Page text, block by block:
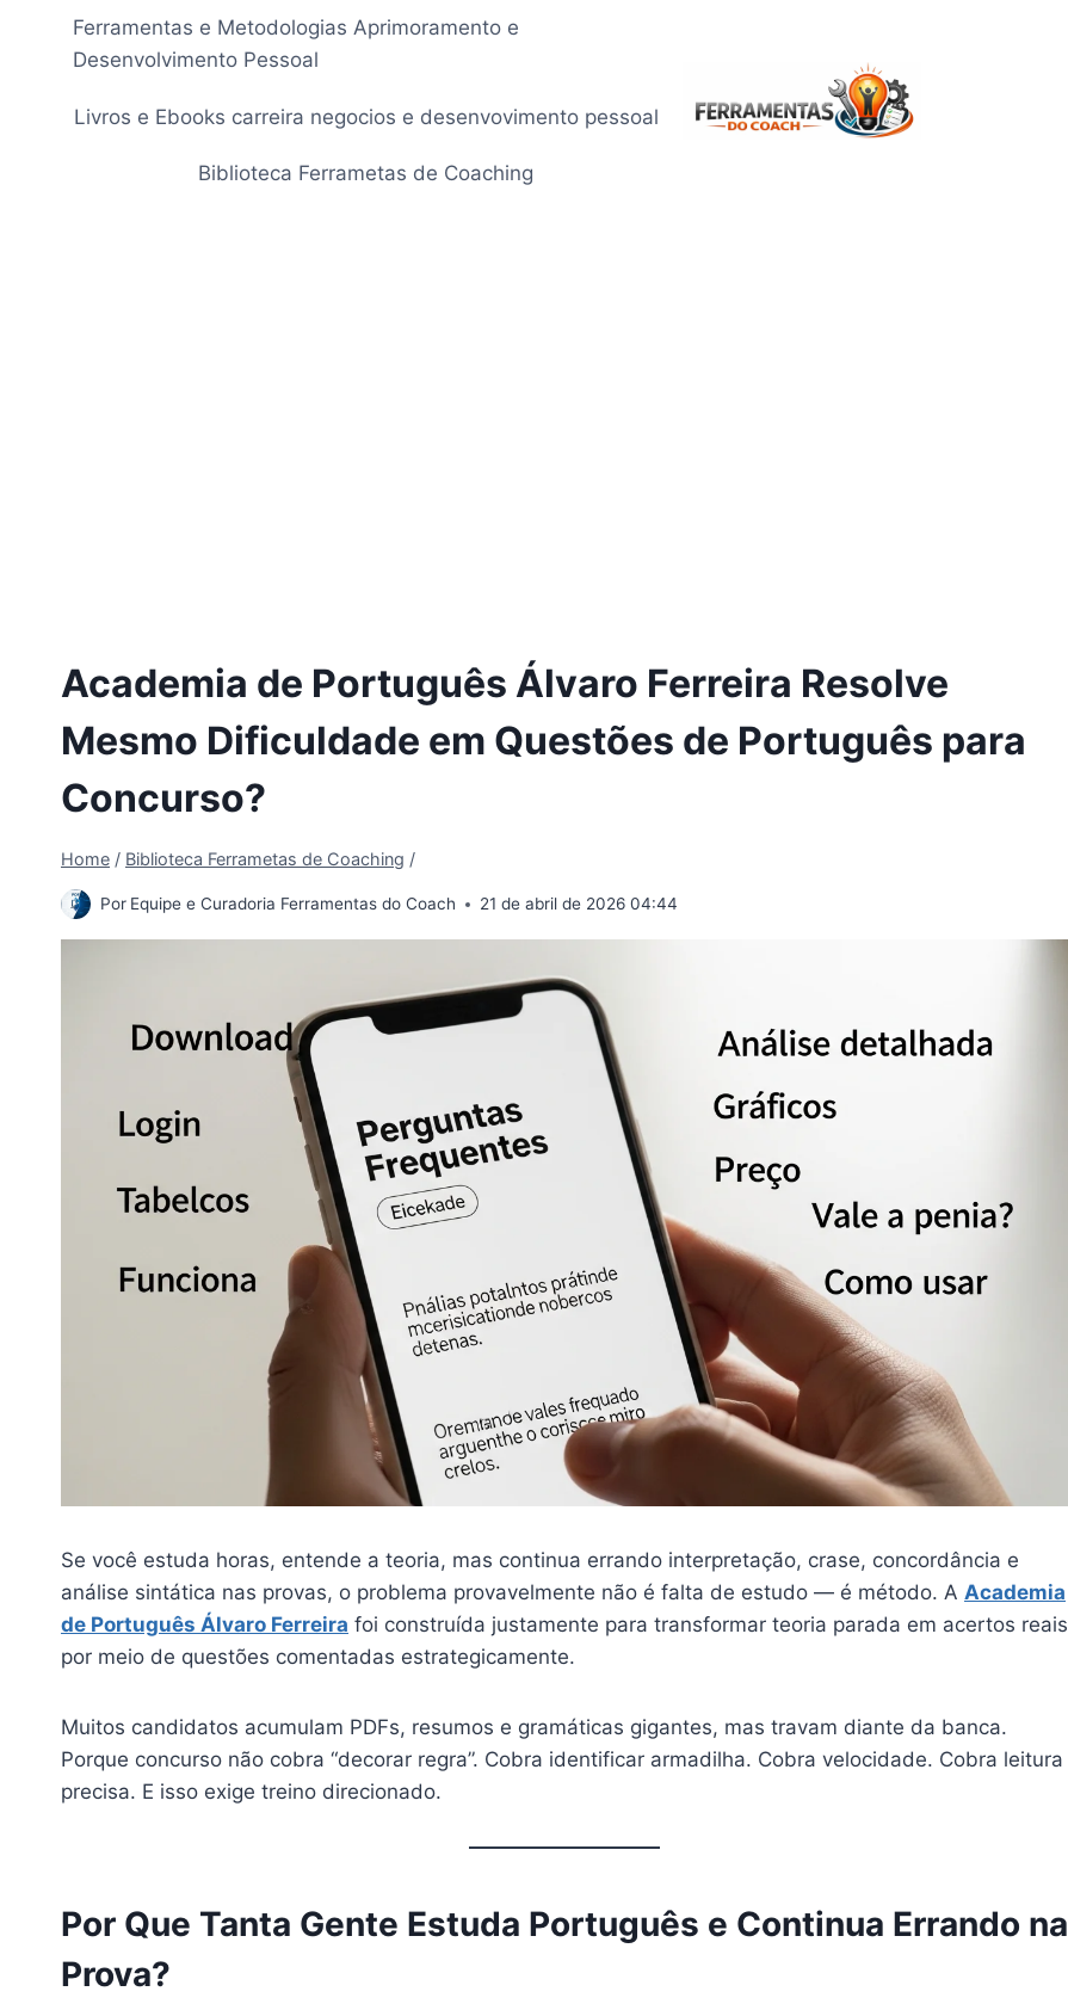
Conteúdo
Ferramentas e Metodologias Aprimoramento e
Desenvolvimento Pessoal
Livros e Ebooks carreira negocios e desenvovimento pessoal
Biblioteca Ferrametas de Coaching
Academia de Português Álvaro Ferreira Resolve
Mesmo Dificuldade em Questões de Português para
Concurso?
Home / Biblioteca Ferrametas de Coaching /
Por Equipe e Curadoria Ferramentas do Coach 21 de abril de 2026 04:44
Se você estuda horas, entende a teoria, mas continua errando interpretação, crase, concordância e
análise sintática nas provas, o problema provavelmente não é falta de estudo — é método. A Academia
de Português Álvaro Ferreira foi construída justamente para transformar teoria parada em acertos reais
por meio de questões comentadas estrategicamente.
Muitos candidatos acumulam PDFs, resumos e gramáticas gigantes, mas travam diante da banca.
Porque concurso não cobra “decorar regra”. Cobra identificar armadilha. Cobra velocidade. Cobra leitura
precisa. E isso exige treino direcionado.
Por Que Tanta Gente Estuda Português e Continua Errando na
Prova?